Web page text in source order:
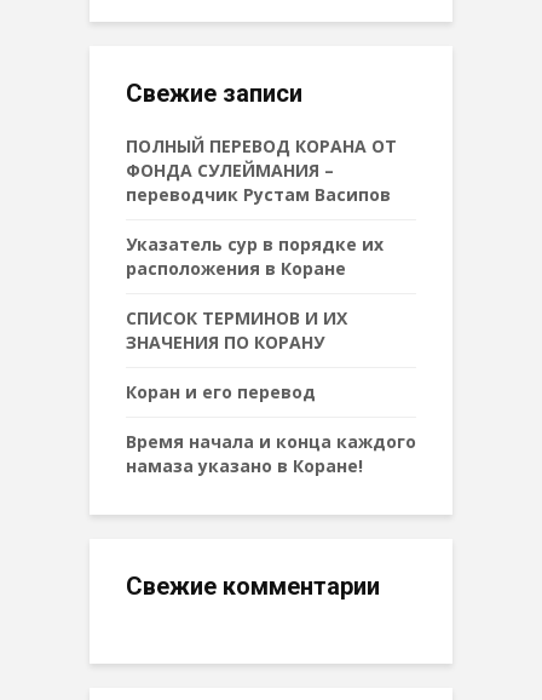
Свежие записи
ПОЛНЫЙ ПЕРЕВОД КОРАНА ОТ
ФОНДА СУЛЕЙМАНИЯ –
переводчик Рустам Васипов
Указатель сур в порядке их
расположения в Коране
СПИСОК ТЕРМИНОВ И ИХ
ЗНАЧЕНИЯ ПО КОРАНУ
Коран и его перевод
Время начала и конца каждого
намаза указано в Коране!
Свежие комментарии